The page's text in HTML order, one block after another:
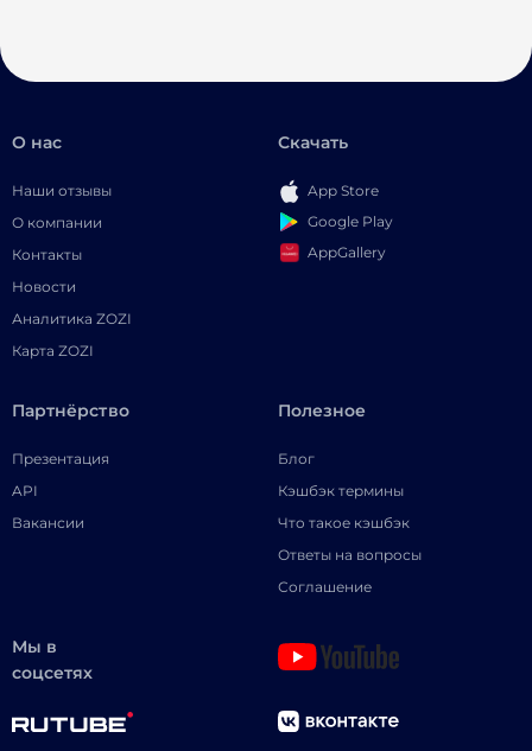
О нас
Наши отзывы
О компании
Контакты
Новости
Аналитика ZOZI
Карта ZOZI
Скачать
App Store
Google Play
AppGallery
Партнёрство
Презентация
API
Вакансии
Полезное
Блог
Кэшбэк термины
Что такое кэшбэк
Ответы на вопросы
Соглашение
Мы в
соцсетях